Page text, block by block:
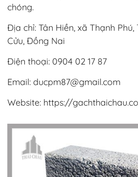
chóng.
Địa chỉ: Tân Hiền, xã Thạnh Phú,
Cửu, Đồng Nai
Điện thoại: 0904 02 17 87
Email: ducpm87@gmail.com
Website: https://